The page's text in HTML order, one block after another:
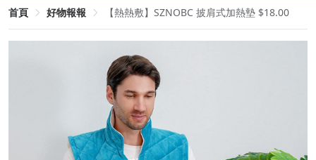
首頁 好物報報 【熱熱敷】SZNOBC 披肩式加熱墊 $18.00